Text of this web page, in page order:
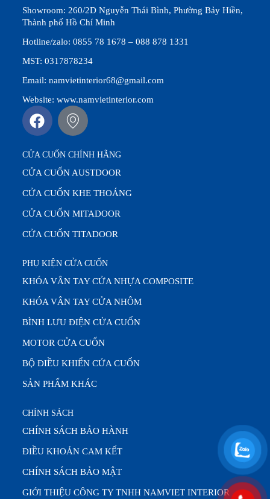
Showroom: 260/2D Nguyễn Thái Bình, Phường Bảy Hiền,
Thành phố Hồ Chí Minh
Hotline/zalo: 0855 78 1678 – 088 878 1331
MST: 0317878234
Email: namvietinterior68@gmail.com
Website: www.namvietinterior.com
CỬA CUỐN CHÍNH HÃNG
CỬA CUỐN AUSTDOOR
CỬA CUỐN KHE THOÁNG
CỬA CUỐN MITADOOR
CỬA CUỐN TITADOOR
PHỤ KIỆN CỬA CUỐN
KHÓA VÂN TAY CỬA NHỰA COMPOSITE
KHÓA VÂN TAY CỬA NHÔM
BÌNH LƯU ĐIỆN CỬA CUỐN
MOTOR CỬA CUỐN
BỘ ĐIỀU KHIỂN CỬA CUỐN
SẢN PHẨM KHÁC
CHÍNH SÁCH
CHÍNH SÁCH BẢO HÀNH
ĐIỀU KHOẢN CAM KẾT
CHÍNH SÁCH BẢO MẬT
GIỚI THIỆU CÔNG TY TNHH NAMVIET INTERIOR